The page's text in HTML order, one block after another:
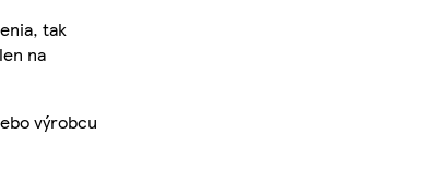
tak
na
výrobcu